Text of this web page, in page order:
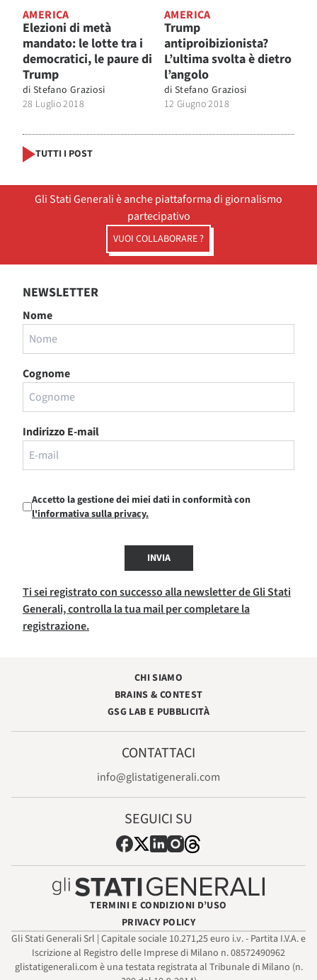
AMERICA
Elezioni di metà
mandato: le lotte tra i
democratici, le paure di
Trump
di Stefano Graziosi
28 Luglio 2018
AMERICA
Trump
antiproibizionista?
L’ultima svolta è dietro
l’angolo
di Stefano Graziosi
12 Giugno 2018
TUTTI I POST
Gli Stati Generali è anche piattaforma di giornalismo
partecipativo
VUOI COLLABORARE ?
NEWSLETTER
Nome
Cognome
Indirizzo E-mail
Accetto la gestione dei miei dati in conformità con
l'informativa sulla privacy.
INVIA
Ti sei registrato con successo alla newsletter de Gli Stati
Generali, controlla la tua mail per completare la
registrazione.
CHI SIAMO
BRAINS & CONTEST
GSG LAB E PUBBLICITÀ
CONTATTACI
info@glistatigenerali.com
SEGUICI SU
TERMINI E CONDIZIONI D’USO
PRIVACY POLICY
Gli Stati Generali Srl | Capitale sociale 10.271,25 euro i.v. - Partita I.V.A. e
Iscrizione al Registro delle Imprese di Milano n. 08572490962
glistatigenerali.com è una testata registrata al Tribunale di Milano (n.